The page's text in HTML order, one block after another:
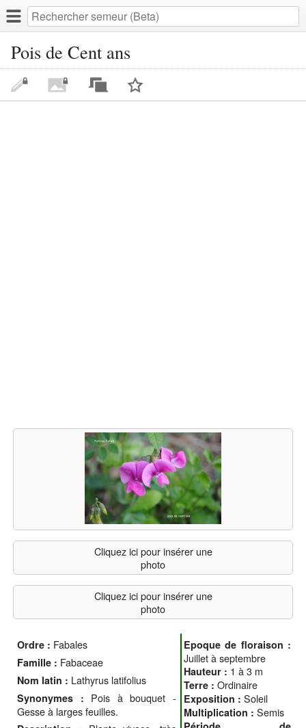
Pois de Cent ans
Cliquez ici pour insérer une
photo
Cliquez ici pour insérer une
photo
Ordre : Fabales
Famille : Fabaceae
Nom latin : Lathyrus latifolius
Synonymes : Pois à bouquet -
Gesse à larges feuilles.
Epoque de floraison :
Juillet à septembre
Hauteur : 1 à 3 m
Terre : Ordinaire
Exposition : Soleil
Multiplication : Semis